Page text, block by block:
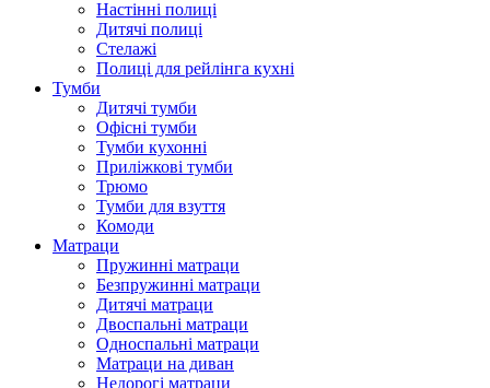
Настінні полиці
Дитячі полиці
Стелажі
Полиці для рейлінга кухні
Тумби
Дитячі тумби
Офісні тумби
Тумби кухонні
Приліжкові тумби
Трюмо
Тумби для взуття
Комоди
Матраци
Пружинні матраци
Безпружинні матраци
Дитячі матраци
Двоспальні матраци
Односпальні матраци
Матраци на диван
Недорогі матраци